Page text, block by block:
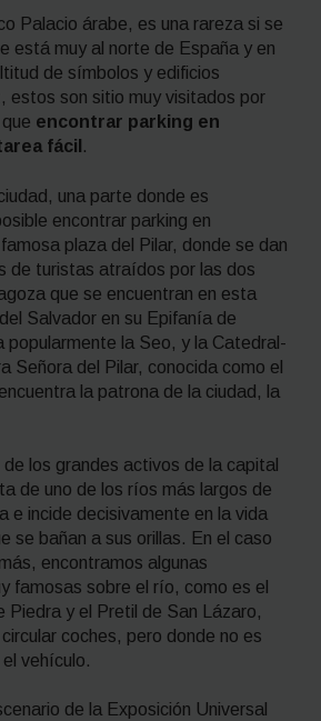
Palacio árabe, es una rareza si se
está muy al norte de España y en
de símbolos y edificios
estos son sitio muy visitados por
encontrar parking en
fácil .
una parte donde es
encontrar parking en
plaza del Pilar, donde se dan
de turistas atraídos por las dos
que se encuentran en esta
Salvador en su Epifanía de
popularmente la Seo, y la Catedral-
Señora del Pilar, conocida como el
la patrona de la ciudad, la
los grandes activos de la capital
de uno de los ríos más largos de
e incide decisivamente en la vida
se bañan a sus orillas. En el caso
encontramos algunas
famosas sobre el río, como es el
Piedra y el Pretil de San Lázaro,
coches, pero donde no es
vehículo.
de la Exposición Universal